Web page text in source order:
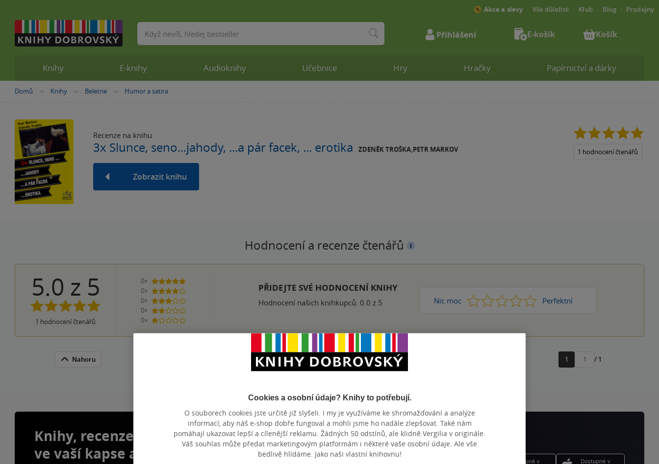
Nacházíte
Domů »
Knihy »
Beletrie »Humor a satira
Recenze na knihu
3x Slunce, seno...jahody, ...a pár facek, ... erotika ZDENĚK TROŠKA,PETR MARKOV
Zobrazit knihu
5.0
1 hodnocení čtenářů
Hodnocení a recenze čtenářů
5.0 z 5
1 hodnocení čtenářů
0×
5 hvězdiček
0×
4 hvězdičky
0×
3 hvězdičky
0×
2 hvězdičky
0×
1 hvezdička
PŘIDEJTE SVÉ HODNOCENÍ KNIHY
Hodnocení našich knihkupců: 0.0 z 5 Nic moc 1 2 3 4 Perfektní
5
Nahoru
Zobrazeno 20 z 20
1
Přejít
/ 1
Knihy E-knihy Audioknihy Učebnice Hry Hračky Papírnictví a dárky
Akce a slevy Vše důležité Klub Blog Prodejny
Vyhledávání Přihlášení E-košík Košík
Knihy, recenze a klubové výhody
ve vaší kapse a naší appce KDčko
Cookies a osobní údaje? Knihy to potřebují.
O souborech cookies jste určitě již slyšeli. I my je využíváme ke shromažďování a analýze
informací, aby náš e-shop dobře fungoval a mohli jsme ho nadále zlepšovat. Také nám
pomáhají ukazovat lepší a cílenější reklamu. Žádných 50 odstínů, ale klidně Vergilia v originále.
Váš souhlas může předat marketingovým platformám i některé vaše osobní údaje. Ale vše
bedlivě hlídáme. Jako naši vlastní knihovnu!